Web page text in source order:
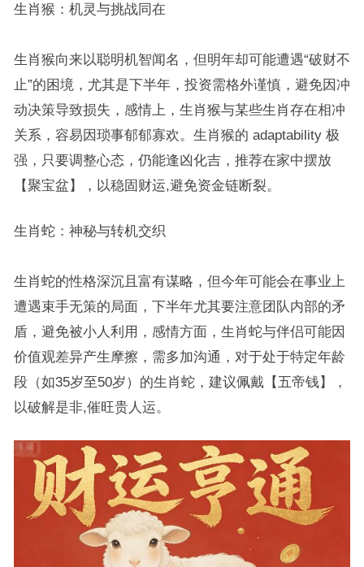
生肖猴：机灵与挑战同在
生肖猴向来以聪明机智闻名，但明年却可能遭遇“破财不
止”的困境，尤其是下半年，投资需格外谨慎，避免因冲
动决策导致损失，感情上，生肖猴与某些生肖存在相冲
关系，容易因琐事郁郁寡欢。生肖猴的 adaptability 极
强，只要调整心态，仍能逢凶化吉，推荐在家中摆放
【聚宝盆】，以稳固财运,避免资金链断裂。
生肖蛇：神秘与转机交织
生肖蛇的性格深沉且富有谋略，但今年可能会在事业上
遭遇束手无策的局面，下半年尤其要注意团队内部的矛
盾，避免被小人利用，感情方面，生肖蛇与伴侣可能因
价值观差异产生摩擦，需多加沟通，对于处于特定年龄
段（如35岁至50岁）的生肖蛇，建议佩戴【五帝钱】，
以破解是非,催旺贵人运。